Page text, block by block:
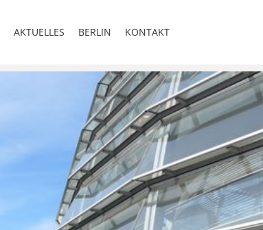
AKTUELLES BERLIN KONTAKT